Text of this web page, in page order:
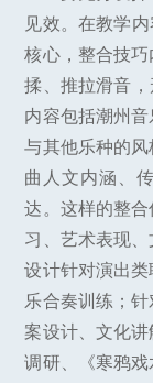
见效。在教学
核心，整合技
揉、推拉滑音
内容包括潮州
与其他乐种的
曲人文内涵、
达。这样的整
习、艺术表现
设计针对演出
乐合奏训练；
案设计、文化
调研、《寒鸦